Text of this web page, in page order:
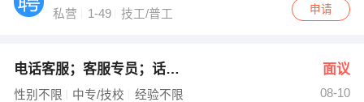
私营
1-49 技工/普工 申请
电话客服；客服专员；话务员 面议
性别不限 中专/技校 经验不限 08-10